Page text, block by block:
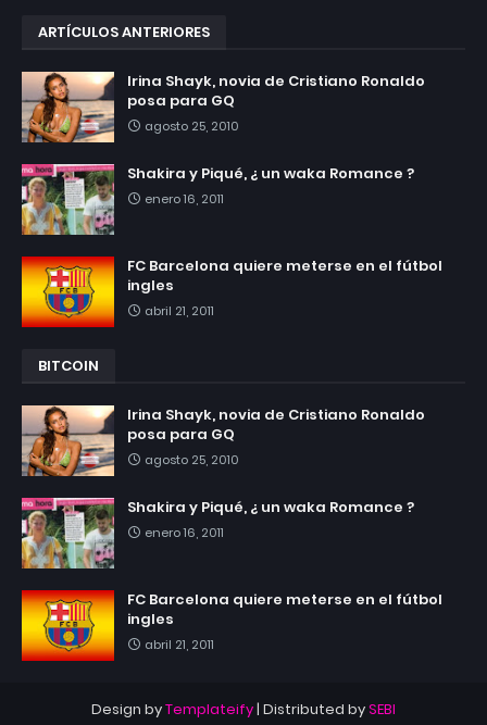
ARTÍCULOS ANTERIORES
Irina Shayk, novia de Cristiano Ronaldo
posa para GQ
agosto 25, 2010
Shakira y Piqué, ¿ un waka Romance ?
enero 16, 2011
FC Barcelona quiere meterse en el fútbol
ingles
abril 21, 2011
BITCOIN
Irina Shayk, novia de Cristiano Ronaldo
posa para GQ
agosto 25, 2010
Shakira y Piqué, ¿ un waka Romance ?
enero 16, 2011
FC Barcelona quiere meterse en el fútbol
ingles
abril 21, 2011
Design byTemplateify| Distributed bySEBI